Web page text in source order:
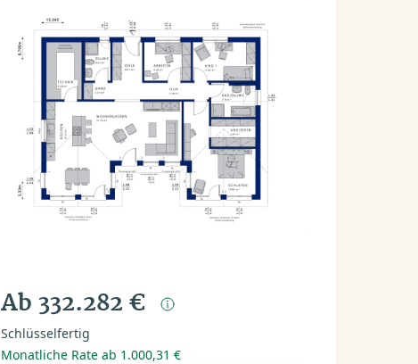
Ab 332.282 €
Schlüsselfertig
Monatliche Rate ab 1.000,31 €